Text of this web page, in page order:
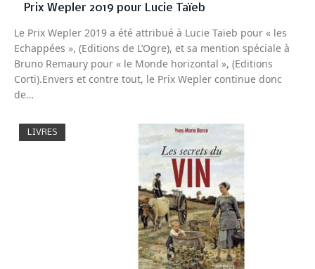
Prix Wepler 2019 pour Lucie Taïeb
Le Prix Wepler 2019 a été attribué à Lucie Taïeb pour « les
Echappées », (Editions de L’Ogre), et sa mention spéciale à
Bruno Remaury pour « le Monde horizontal », (Editions
Corti).Envers et contre tout, le Prix Wepler continue donc
de…
LIVRES